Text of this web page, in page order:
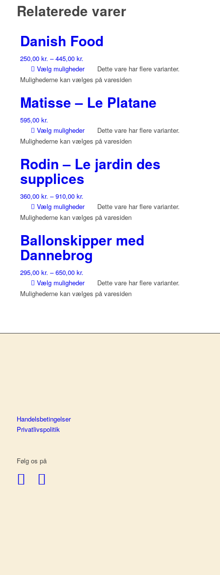
Relaterede varer
Danish Food
250,00 kr. –445,00 kr.
Vælg muligheder
Dette vare har flere varianter.
Mulighederne kan vælges på varesiden
Matisse – Le Platane
595,00 kr.
Vælg muligheder
Dette vare har flere varianter.
Mulighederne kan vælges på varesiden
Rodin – Le jardin des
supplices
360,00 kr. –910,00 kr.
Vælg muligheder
Dette vare har flere varianter.
Mulighederne kan vælges på varesiden
Ballonskipper med
Dannebrog
295,00 kr. –650,00 kr.
Vælg muligheder
Dette vare har flere varianter.
Mulighederne kan vælges på varesiden
Handelsbetingelser
Privatlivspolitik
Følg os på